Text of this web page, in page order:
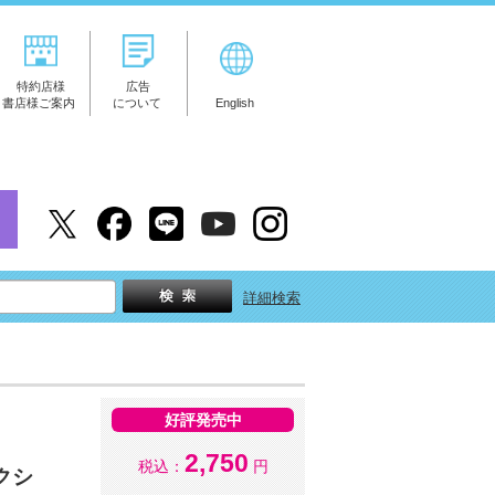
特約店様
書店様ご案内
広告
について
English
詳細検索
シ
好評発売中
税込： 2,750 円